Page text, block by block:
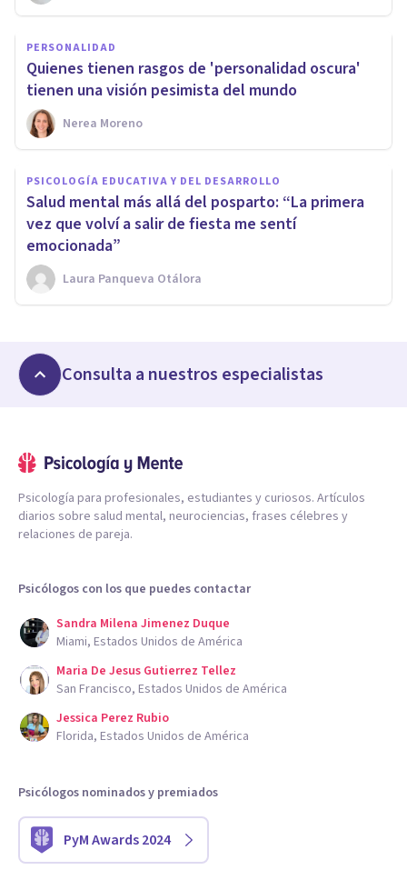
PERSONALIDAD
Quienes tienen rasgos de 'personalidad oscura'
tienen una visión pesimista del mundo
Nerea Moreno
PSICOLOGÍA EDUCATIVA Y DEL DESARROLLO
Salud mental más allá del posparto: “La primera
vez que volví a salir de fiesta me sentí
emocionada”
Laura Panqueva Otálora
Consulta a nuestros especialistas
Psicología para profesionales, estudiantes y curiosos. Artículos
diarios sobre salud mental, neurociencias, frases célebres y
relaciones de pareja.
Psicólogos con los que puedes contactar
Sandra Milena Jimenez Duque
Miami, Estados Unidos de América
Maria De Jesus Gutierrez Tellez
San Francisco, Estados Unidos de América
Jessica Perez Rubio
Florida, Estados Unidos de América
Psicólogos nominados y premiados
PyM Awards 2024